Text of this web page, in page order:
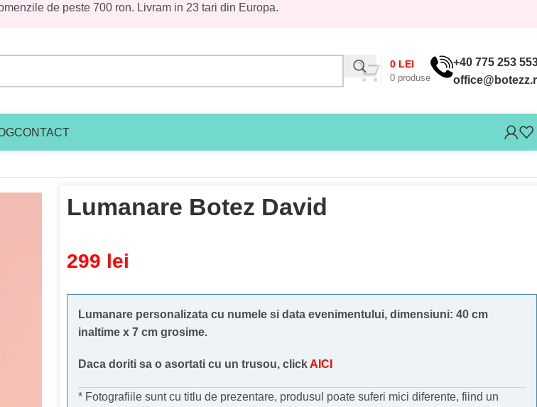
de peste 700 ron. Livram in 23 tari din Europa.
0 produse
0 LEI
+40 775 253
CONTACT
Lumanare Botez David
299 lei
Lumanare personalizata cu numele si data evenimentului, dimensiuni: 40 cm
inaltime x 7 cm grosime.
Daca doriti sa o asortati cu un trusou, clickAICI
* Fotografiile sunt cu titlu de prezentare, produsul poate suferi mici diferente, fiind un